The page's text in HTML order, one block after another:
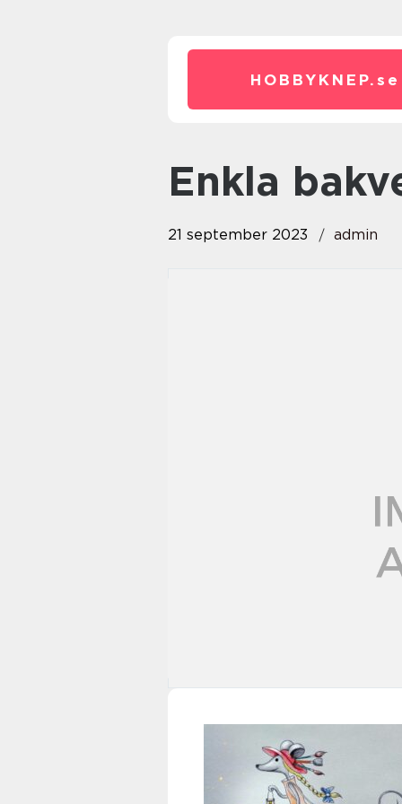
HOBBYKNEP. se
enkla
21 september 2023 admin